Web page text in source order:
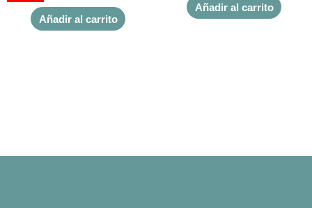
Añadir al carrito
Añadir al carrito